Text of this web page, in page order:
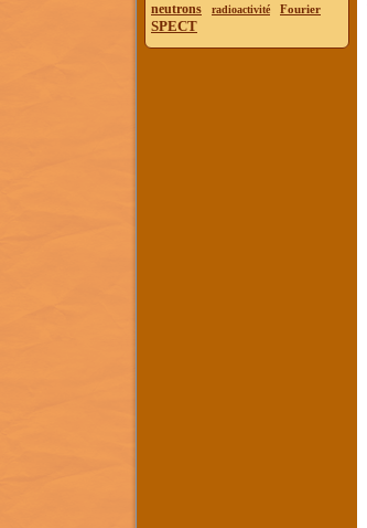
neutrons radioactivité Fourier
SPECT